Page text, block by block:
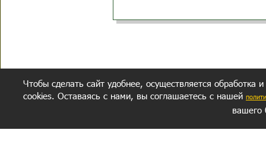
Чтобы сделать сайт удобнее, осуществляется обработка
cookies. Оставаясь с нами, вы соглашаетесь с нашей
вашего